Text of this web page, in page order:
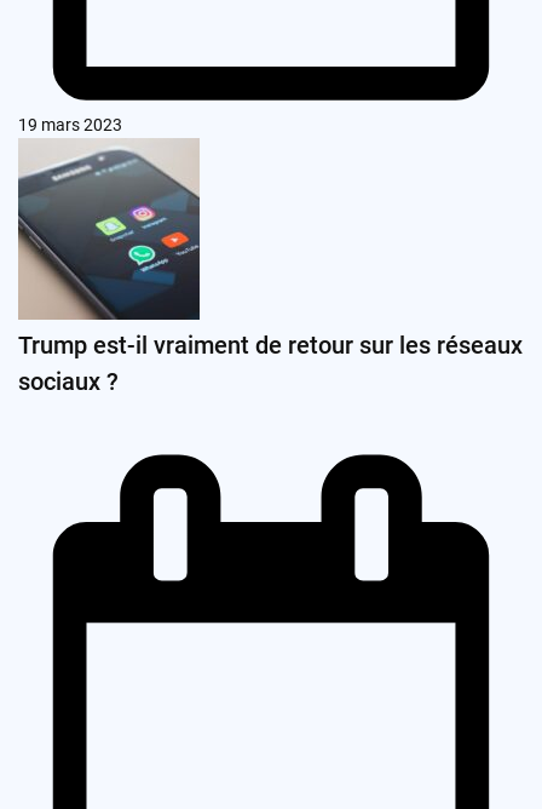
19 mars 2023
Trump est-il vraiment de retour sur les réseaux
sociaux ?